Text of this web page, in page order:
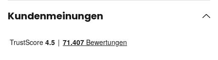
Kundenmeinungen